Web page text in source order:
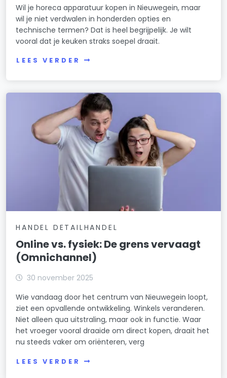
Wil je horeca apparatuur kopen in Nieuwegein, maar
wil je niet verdwalen in honderden opties en
technische termen? Dat is heel begrijpelijk. Je wilt
vooral dat je keuken straks soepel draait.
LEES VERDER
HANDEL DETAILHANDEL
Online vs. fysiek: De grens vervaagt
(Omnichannel)
30 november 2025
Wie vandaag door het centrum van Nieuwegein loopt,
ziet een opvallende ontwikkeling. Winkels veranderen.
Niet alleen qua uitstraling, maar ook in functie. Waar
het vroeger vooral draaide om direct kopen, draait het
nu steeds vaker om oriënteren, verg
LEES VERDER